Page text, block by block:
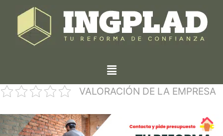
VALORACIÓN DE LA EMPRESA